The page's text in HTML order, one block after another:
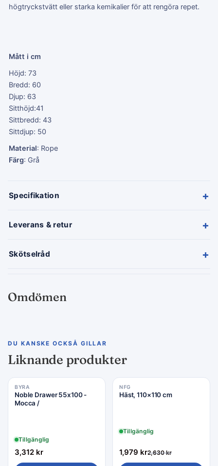
högtryckstvätt eller starka kemikalier för att rengöra repet.
Mått i cm
Höjd: 73
Bredd: 60
Djup: 63
Sitthöjd:41
Sittbredd: 43
Sittdjup: 50
Material: Rope
Färg: Grå
Specifikation +
Leverans & retur +
Skötselråd +
Omdömen
DU KANSKE OCKSÅ GILLAR
Liknande produkter
BYRA
Noble Drawer 55x100 -
Mocca /
Tillgänglig
3,312 kr
Rea −25%
NFG
Häst, 110×110 cm
Tillgänglig
1,979 kr2,630kr